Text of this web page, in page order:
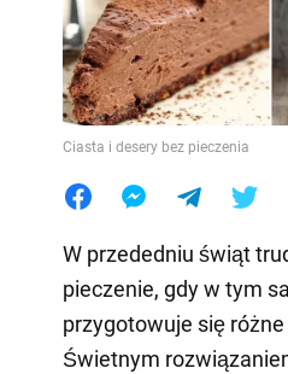
Ciasta i desery bez pieczenia
W przededniu świąt
pieczenie, gdy w tym
przygotowuje się różne
Świetnym